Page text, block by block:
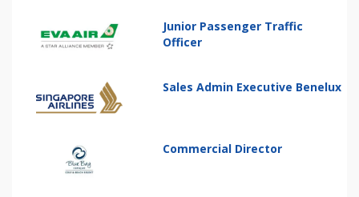
Junior Passenger Traffic
Officer
Sales Admin Executive Benelux
Commercial Director